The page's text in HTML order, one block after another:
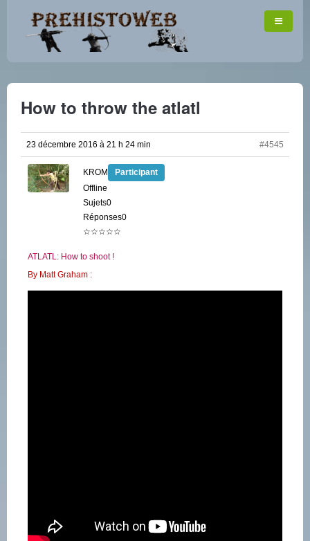
How to throw the atlatl
23 décembre 2016 à 21 h 24 min #4545
KROM
Participant
Offline
Sujets0
Réponses0
☆☆☆☆☆
ATLATL: How to shoot !
By Matt Graham :